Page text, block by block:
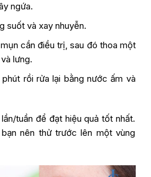
ngứa.
suốt và xay nhuyễn.
cần điều trị, sau đó thoa một
lưng.
rồi rửa lại bằng nước ấm và
tuần để đạt hiệu quả tốt nhất.
nên thử trước lên một vùng